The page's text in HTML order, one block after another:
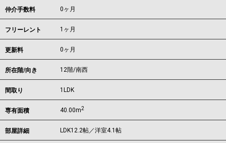
仲介手数料 0ヶ月
フリーレント 1ヶ月
更新料 0ヶ月
所在階/向き 12階/南西
間取り 1LDK
専有面積 40.00m2
部屋詳細 LDK12.2帖／洋室4.1帖